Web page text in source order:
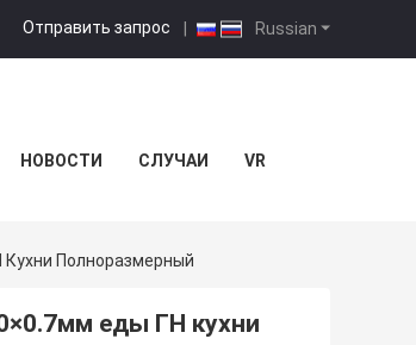
Russian
Отправить запрос |
НОВОСТИ СЛУЧАИ VR
Полноразмерный
еды ГН кухни